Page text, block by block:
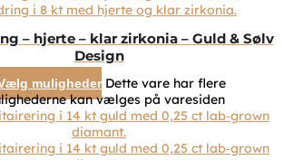
– hjerte – klar zirkonia – Guld & Sølv
Design
muligheder Dette vare har flere
kan vælges på varesiden